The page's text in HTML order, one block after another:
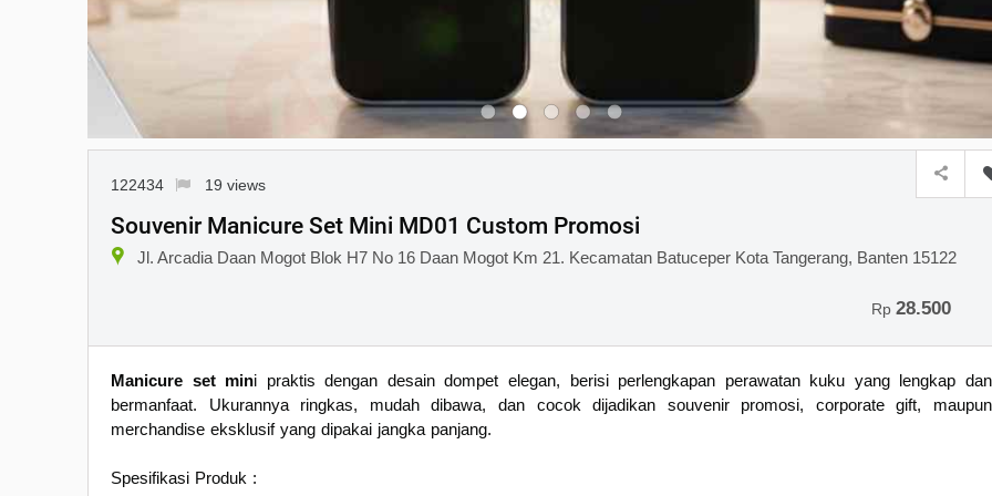
122434 19 views
Souvenir Manicure Set Mini MD01 Custom Promosi
Jl. Arcadia Daan Mogot Blok H7 No 16 Daan Mogot Km 21. Kecamatan Batuceper Kota Tangerang, Banten 15122
Rp 28.500
Manicure set mini praktis dengan desain dompet elegan, berisi perlengkapan perawatan kuku yang lengkap dan
bermanfaat. Ukurannya ringkas, mudah dibawa, dan cocok dijadikan souvenir promosi, corporate gift, maupun
merchandise eksklusif yang dipakai jangka panjang.
Spesifikasi Produk :